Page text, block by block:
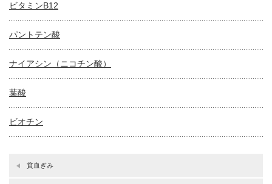
ビタミンB12
パントテン酸
ナイアシン（ニコチン酸）
葉酸
ビオチン
貧血ぎみ